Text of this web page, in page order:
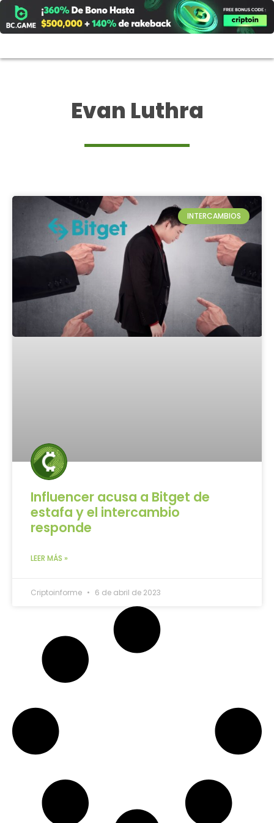
al
contenido
Evan Luthra
INTERCAMBIOS
Influencer acusa a Bitget de
estafa y el intercambio
responde
LEER MÁS »
Criptoinforme 6 de abril de 2023